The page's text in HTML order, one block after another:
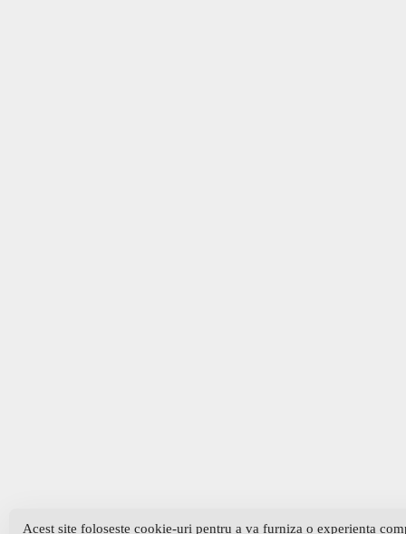
Acest site foloseste cookie-uri pentru a va furniza o experienta